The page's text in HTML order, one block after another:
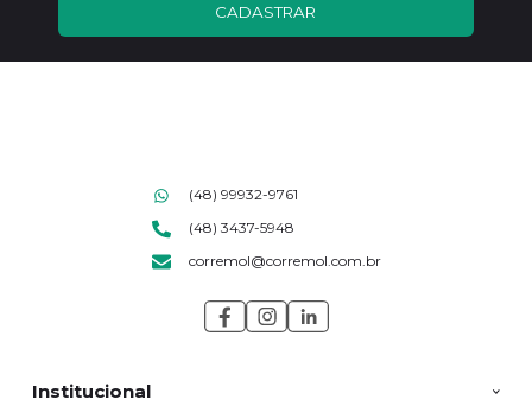
CADASTRAR
Institucional
(48) 99932-9761
(48) 3437-5948
corremol@corremol.com.br